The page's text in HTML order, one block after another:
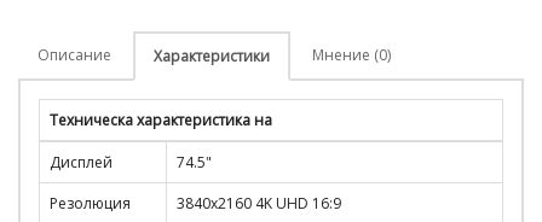
Описание Характеристики Мнение (0)
Техническа характеристика на
Дисплей
74.5"
Резолюция
3840x2160 4K UHD 16:9